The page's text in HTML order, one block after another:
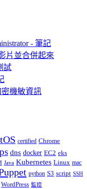
- 筆記
片並合併起來
試
密機敏資訊
certified Chrome
dns docker EC2 eks
Java Kubernetes Linux mac
python S3 script SSH
WordPress 監控